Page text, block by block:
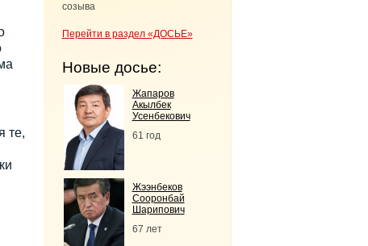
те,
созыва
Перейти в раздел «ДОСЬЕ»
Новые досье:
Жапаров
Акылбек
Усенбекович
61 год
Жээнбеков
Сооронбай
Шарипович
67 лет